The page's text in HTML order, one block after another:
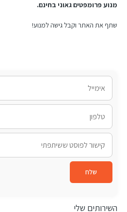
מנוע פרומפטים גאוני בחינם.
שתף את האתר וקבל גישה למנוע!
שלח
השירותים שלי